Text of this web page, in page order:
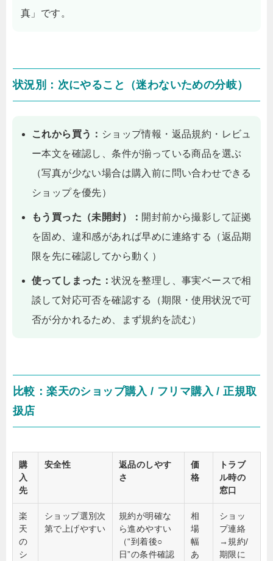
真」です。
状況別：次にやること（迷わないための分岐）
これから買う： ショップ情報・返品規約・レビュ
ー本文を確認し、条件が揃っている商品を選ぶ
（写真が少ない場合は購入前に問い合わせできる
ショップを優先）
もう買った（未開封）： 開封前から撮影して証拠
を固め、違和感があれば早めに連絡する（返品期
限を先に確認してから動く）
使ってしまった：状況を整理し、事実ベースで相
談して対応可否を確認する（期限・使用状況で可
否が分かれるため、まず規約を読む）
比較：楽天のショップ購入 / フリマ購入 / 正規取
扱店
購
入
先
安全性
返品のしやす
さ
価
格
トラブ
ル時の
窓口
楽
天
の
シ
ショップ選別次
第で上げやすい
規約が明確な
ら進めやすい
（“到着後○
日”の条件確認
相
場
幅
あ
ショッ
プ連絡
→規約/
期限に